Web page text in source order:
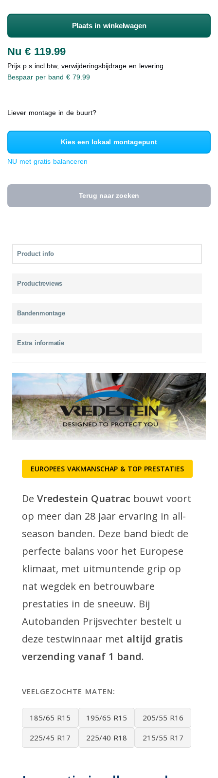
Plaats in winkelwagen
Nu € 119.99
Prijs p.s incl.btw, verwijderingsbijdrage en levering
Bespaar per band € 79.99
Liever montage in de buurt?
Kies een lokaal montagepunt
NU met gratis balanceren
Terug naar zoeken
Product info
Productreviews
Bandenmontage
Extra informatie
EUROPEES VAKMANSCHAP & TOP PRESTATIES
De Vredestein Quatrac bouwt voort
op meer dan 28 jaar ervaring in all-
season banden. Deze band biedt de
perfecte balans voor het Europese
klimaat, met uitmuntende grip op
nat wegdek en betrouwbare
prestaties in de sneeuw. Bij
Autobanden Prijsvechter bestelt u
deze testwinnaar met altijd gratis
verzending vanaf 1 band.
VEELGEZOCHTE MATEN:
185/65 R15 195/65 R15 205/55 R16
225/45 R17 225/40 R18 215/55 R17